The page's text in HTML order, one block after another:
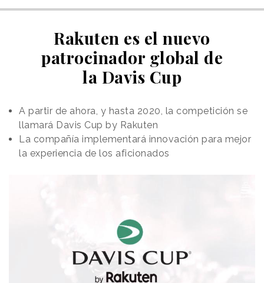
Rakuten es el nuevo
patrocinador global de
la Davis Cup
A partir de ahora, y hasta 2020, la competición se
llamará Davis Cup by Rakuten
La compañía implementará innovación para mejor
la experiencia de los aficionados